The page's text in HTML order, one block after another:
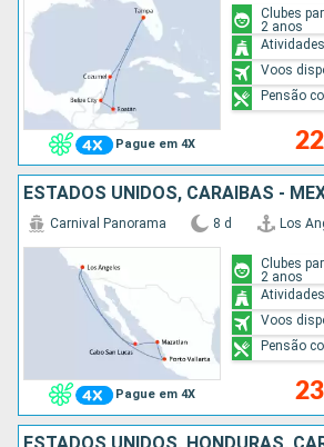
Pague em 4X
Clubes
2 anos
Voos
Pensão
ESTADOS UNIDOS, CARAIBAS -
Pague em 4X
Carnival Panorama 8 d Los
Clubes
2 anos
Voos
Pensão